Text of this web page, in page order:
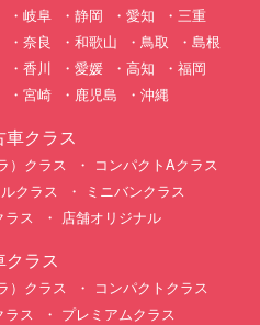
岐阜 静岡 愛知
三重
奈良 和歌山 鳥取
島根
香川 愛媛 高知
福岡
宮崎 鹿児島 沖縄
クラス
）クラス
コンパクトAクラス
クラス
ミニバンクラス
ラス 店舗オリジナル
ラス
）クラス
コンパクトクラス
ラス プレミアムクラス